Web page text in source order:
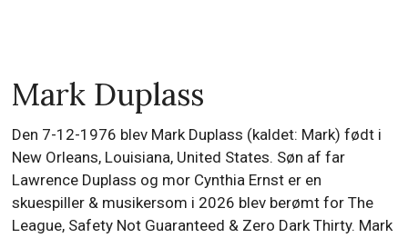
Mark Duplass
Den 7-12-1976 blev Mark Duplass (kaldet: Mark) født i
New Orleans, Louisiana, United States. Søn af far
Lawrence Duplass og mor Cynthia Ernst er en
skuespiller & musikersom i 2026 blev berømt for The
League, Safety Not Guaranteed & Zero Dark Thirty. Mark